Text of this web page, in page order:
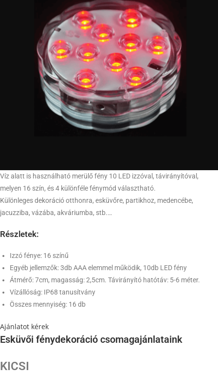
Víz alatt is használható merülő fény 10 LED izzóval, távirányítóval,
melyen 16 szín, és 4 különféle fénymód választható.
Különleges dekoráció otthonra, esküvőre, partikhoz, medencébe,
jacuzziba, vázába, akváriumba, stb.…
Részletek:
Izzó fénye: 16 színű
Egyéb jellemzők: 3db AAA elemmel működik, 10db LED fény
Átmérő: 7cm, magasság: 2,5cm. Távirányító hatótáv: 5-6 méter.
Vízállóság: IP68 tanusítvány
Összes mennyiség: 16 db
Ajánlatot kérek
Esküvői fénydekoráció csomagajánlataink
KICSI